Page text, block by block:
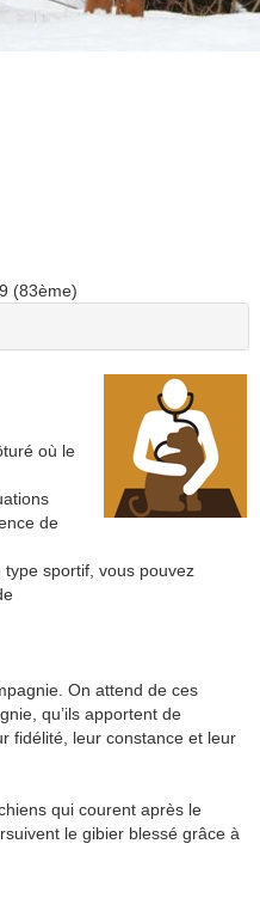
(83ème)
où le
de
sportif, vous pouvez
On attend de ces
qu’ils apportent de
fidélité, leur constance et leur
qui courent après le
le gibier blessé grâce à